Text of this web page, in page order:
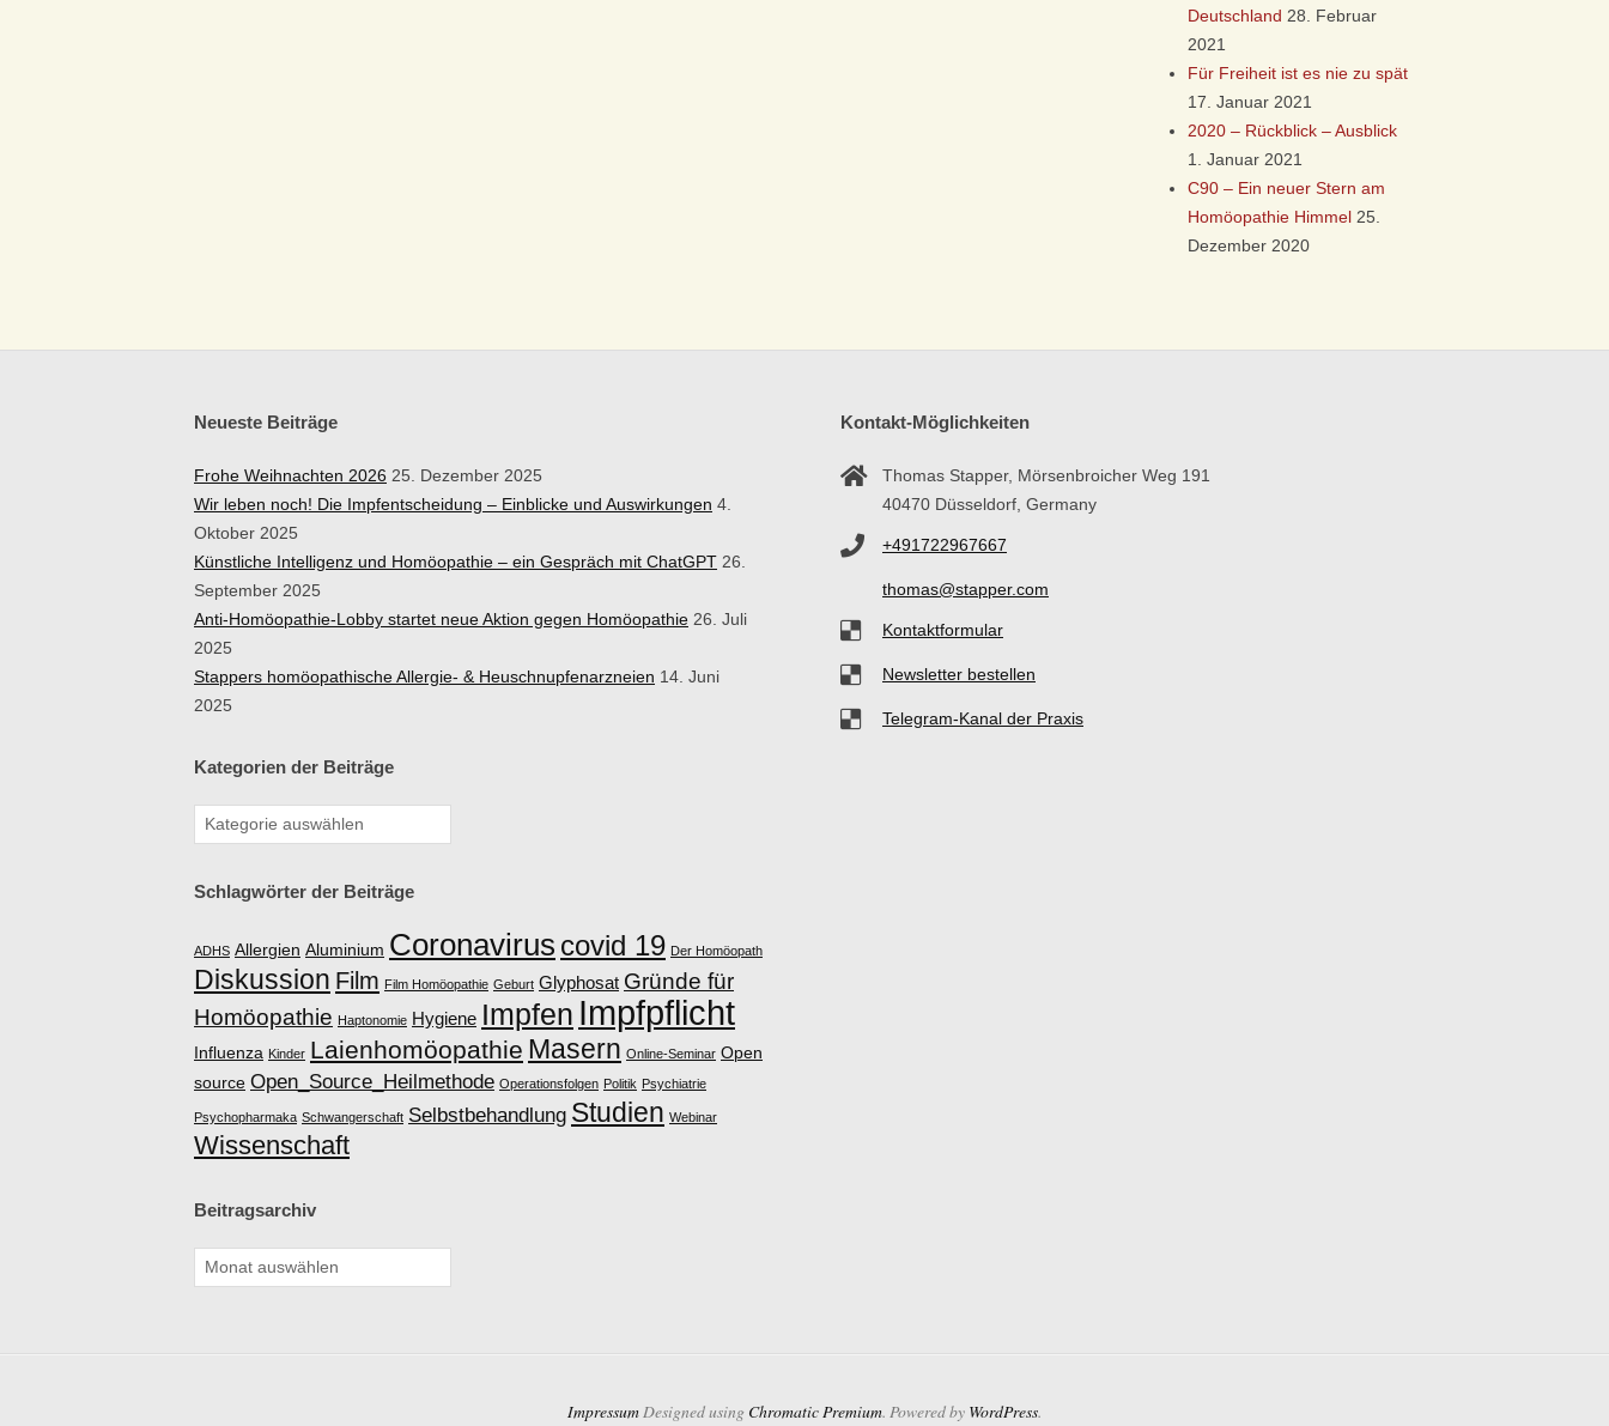
Deutschland 28. Februar
2021
Für Freiheit ist es nie zu spät
17. Januar 2021
2020 – Rückblick – Ausblick
1. Januar 2021
C90 – Ein neuer Stern am
Homöopathie Himmel 25.
Dezember 2020
Neueste Beiträge
Frohe Weihnachten 2026 25. Dezember 2025
Wir leben noch! Die Impfentscheidung – Einblicke und Auswirkungen 4.
Oktober 2025
Künstliche Intelligenz und Homöopathie – ein Gespräch mit ChatGPT 26.
September 2025
Anti-Homöopathie-Lobby startet neue Aktion gegen Homöopathie 26. Juli
2025
Stappers homöopathische Allergie- & Heuschnupfenarzneien 14. Juni
2025
Kategorien der Beiträge
Schlagwörter der Beiträge
ADHS Allergien Aluminium Coronavirus covid 19 Der Homöopath
Diskussion Film Film Homöopathie Geburt Glyphosat Gründe für
Homöopathie Haptonomie Hygiene Impfen Impfpflicht
Influenza Kinder Laienhomöopathie Masern Online-Seminar Open
source Open_Source_Heilmethode Operationsfolgen Politik Psychiatrie
Psychopharmaka Schwangerschaft Selbstbehandlung Studien Webinar
Wissenschaft
Beitragsarchiv
Kontakt-Möglichkeiten
Thomas Stapper, Mörsenbroicher Weg 191
40470 Düsseldorf, Germany
+491722967667
thomas@stapper.com
Kontaktformular
Newsletter bestellen
Telegram-Kanal der Praxis
Impressum Designed using Chromatic Premium. Powered by WordPress.